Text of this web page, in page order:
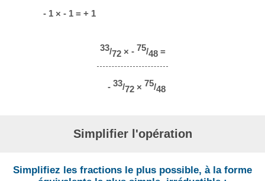
- 1 × - 1 = + 1
33/72× - 75/48=
- 33/72× 75/48
Simplifier l'opération
Simplifiez les fractions le plus possible, à la forme